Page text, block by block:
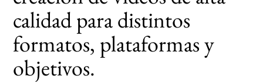
calidad para distintos
formatos, plataformas y
objetivos.